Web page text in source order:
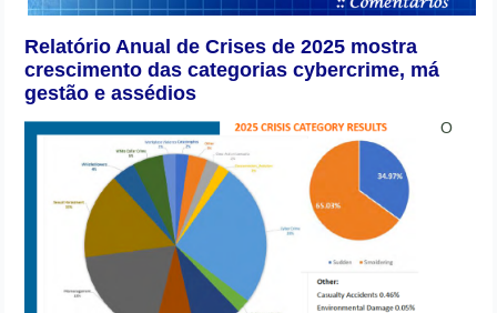
Relatório Anual de Crises de 2025 mostra
crescimento das categorias cybercrime, má
gestão e assédios
O